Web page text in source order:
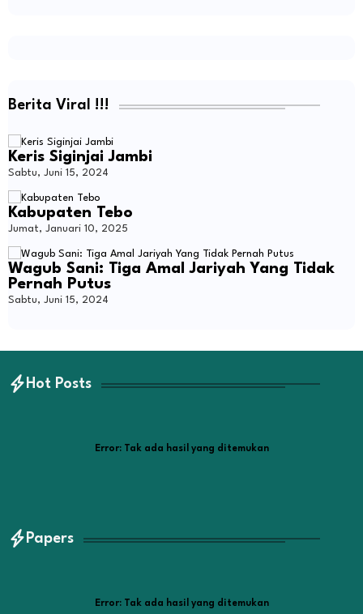
Berita Viral !!!
Keris Siginjai Jambi
Sabtu, Juni 15, 2024
Kabupaten Tebo
Jumat, Januari 10, 2025
Wagub Sani: Tiga Amal Jariyah Yang Tidak
Pernah Putus
Sabtu, Juni 15, 2024
Hot Posts
Error:Tak ada hasil yang ditemukan
Papers
Error:Tak ada hasil yang ditemukan